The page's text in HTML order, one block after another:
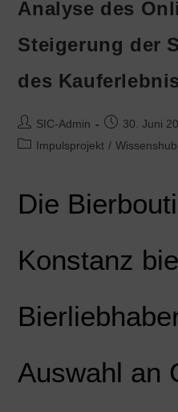
Analyse des
Steigerung der
des
SIC-Admin
30. Juni
Impulsprojekt / Wissenshub
Die
Konstanz
Auswahl an